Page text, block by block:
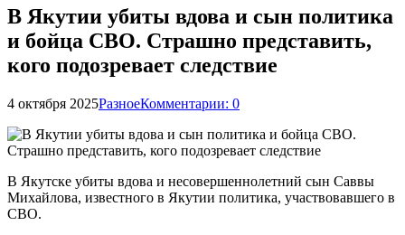
В Якутии убиты вдова и сын политика
и бойца СВО. Страшно представить,
кого подозревает следствие
4 октября 2025РазноеКомментарии: 0
В Якутске убиты вдова и несовершеннолетний сын Саввы
Михайлова, известного в Якутии политика, участвовавшего в
СВО.